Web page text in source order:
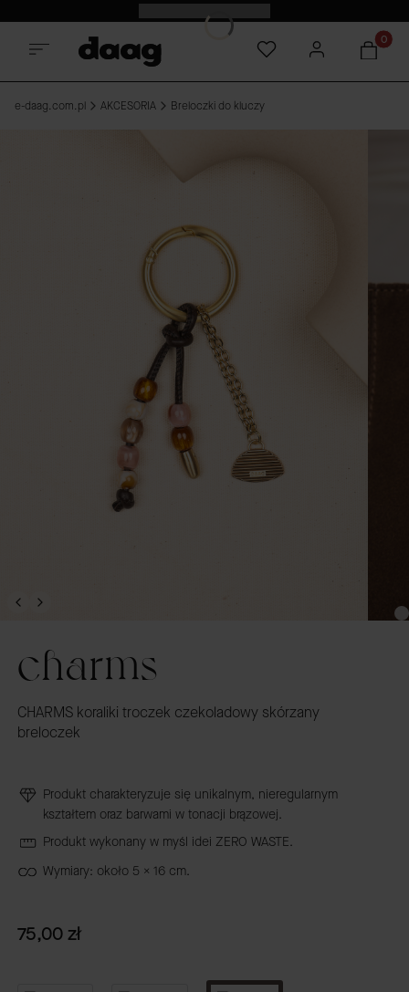
e-daag.com.pl AKCESORIA Breloczki do kluczy
charms
CHARMS koraliki troczek czekoladowy skórzany
breloczek
Produkt charakteryzuje się unikalnym, nieregularnym
kształtem oraz barwami w tonacji brązowej.
Produkt wykonany w myśl idei ZERO WASTE.
Wymiary: około 5 x 16 cm.
Cena
75,00 zł